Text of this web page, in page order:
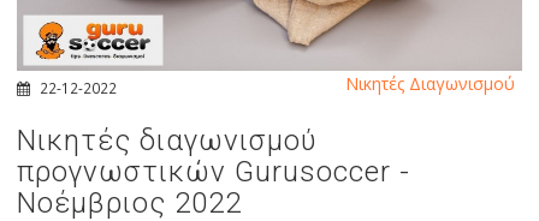
22-12-2022
Νικητές διαγωνισμού
προγνωστικών Gurusoccer -
Νοέμβριος 2022
Νικητές Διαγωνισμού